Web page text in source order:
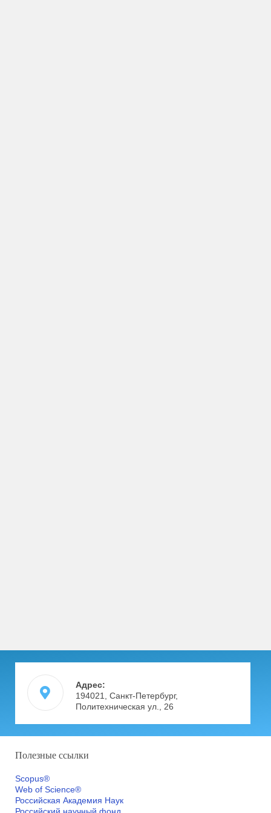
Адрес:
194021, Санкт-Петербург,
Политехническая ул., 26
Полезные ссылки
Scopus®
Web of Science®
Российская Академия Наук
Российский научный фонд